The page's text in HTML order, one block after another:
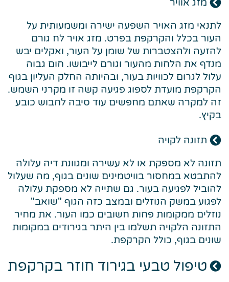
מזג אוויר
לתנאי מזג האויר השפעה ישירה ומשמעותית על
העור בכלל והקרקפת בפרט. מזג אויר לח גורם
להזעה ולהצטברות של שומן על העור, ואקלים יבש
מנדף את הלחות מהעור וגורם לייבושו. חום גבוה
עלול לגרום לכוויות בעור, ובהיותה החלק העליון בגוף
הקרקפת מועדת לספוג פגיעה קשה זו מקרני השמש.
זה למקרה שאתם מחפשים עוד סיבה לחבוש כובע
בקיץ.
תזונה לקויה
תזונה לא מספקת או לא עשירה ומגוונת דיה עלולה
להתבטא במחסור בוויטמינים שונים בגוף, מה שעלול
להוביל לפגיעה בעור. גם שתייה לא מספקת עלולה
לפגוע במשק הנוזלים ובמצב כזה הגוף "שואב"
נוזלים ממקומות פחות חשובים כמו העור. את מחיר
התזונה הלקויה תשלמו בין היתר בגירודים במקומות
שונים בגוף, כולל הקרקפת.
טיפול טבעי בגירוד חוזר בקרקפת